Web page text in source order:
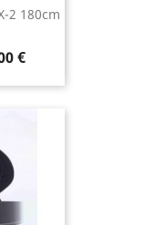
2 180cm
€